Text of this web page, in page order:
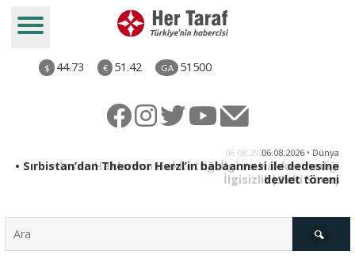
$ 44.73 € 51.42 GA 51500
06.08.2026 • Dünya
• Sırbistan’dan Theodor Herzl’in babaannesi ile dedesine
devlet töreni